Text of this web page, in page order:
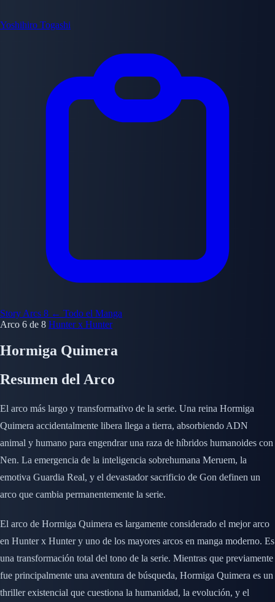
Yoshihiro Togashi
Story Arcs 8 ← Todo el Manga
Arco 6 de 8 Hunter x Hunter
Hormiga Quimera
Resumen del Arco
El arco más largo y transformativo de la serie. Una reina Hormiga
Quimera accidentalmente libera llega a tierra, absorbiendo ADN
animal y humano para engendrar una raza de híbridos humanoides con
Nen. La emergencia de la inteligencia sobrehumana Meruem, la
emotiva Guardia Real, y el devastador sacrificio de Gon definen un
arco que cambia permanentemente la serie.
El arco de Hormiga Quimera es largamente considerado el mejor arco
en Hunter x Hunter y uno de los mayores arcos en manga moderno. Es
una transformación total del tono de la serie. Mientras que previamente
fue principalmente una aventura de búsqueda, Hormiga Quimera es un
thriller existencial que cuestiona la humanidad, la evolución, y el